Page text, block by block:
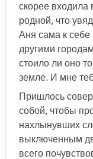
скорее входила
родной, что
Аня сама к себе
другими
стоило ли оно
земле. И мне
Пришлось
собой, чтобы
нахлынувших
выключенным
всего